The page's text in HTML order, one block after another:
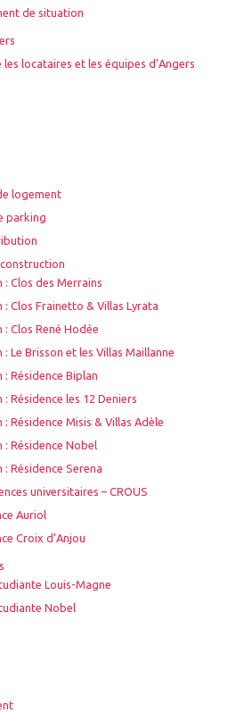
de situation
locataires et les équipes d’Angers
logement
parking
: Clos des Merrains
: Clos Frainetto & Villas Lyrata
Clos René Hodée
Le Brisson et les Villas Maillanne
Résidence Biplan
Résidence les 12 Deniers
Résidence Misis & Villas Adèle
: Résidence Nobel
Résidence Serena
universitaires – CROUS
Auriol
Croix d’Anjou
Louis-Magne
Nobel